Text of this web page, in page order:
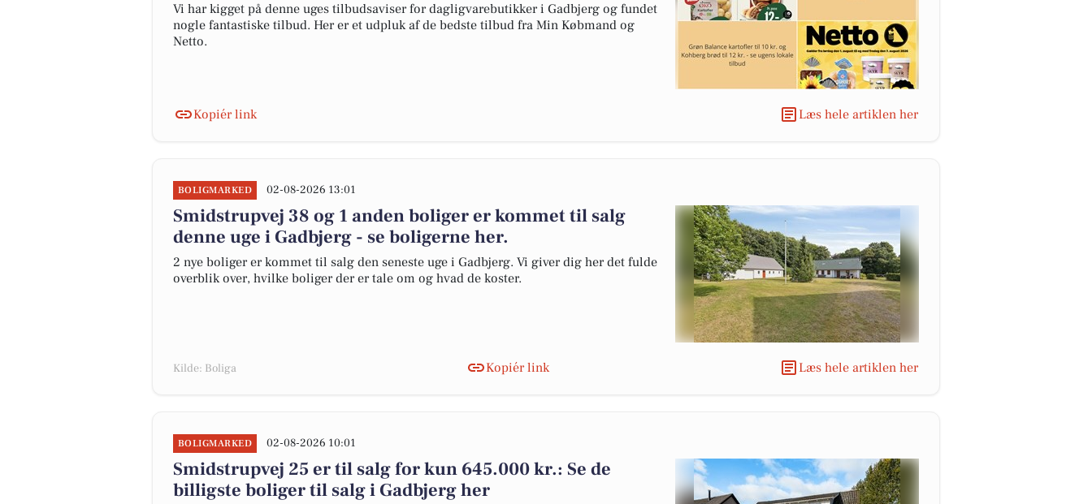
Vi har kigget på denne uges tilbudsaviser for dagligvarebutikker i Gadbjerg og fundet
nogle fantastiske tilbud. Her er et udpluk af de bedste tilbud fra Min Købmand og
Netto.
Kopiér link Læs hele artiklen her
BOLIGMARKED 02-08-2026 13:01
Smidstrupvej 38 og 1 anden boliger er kommet til salg
denne uge i Gadbjerg - se boligerne her.
2 nye boliger er kommet til salg den seneste uge i Gadbjerg. Vi giver dig her det fulde
overblik over, hvilke boliger der er tale om og hvad de koster.
Kilde: Boliga Kopiér link Læs hele artiklen her
BOLIGMARKED 02-08-2026 10:01
Smidstrupvej 25 er til salg for kun 645.000 kr.: Se de
billigste boliger til salg i Gadbjerg her